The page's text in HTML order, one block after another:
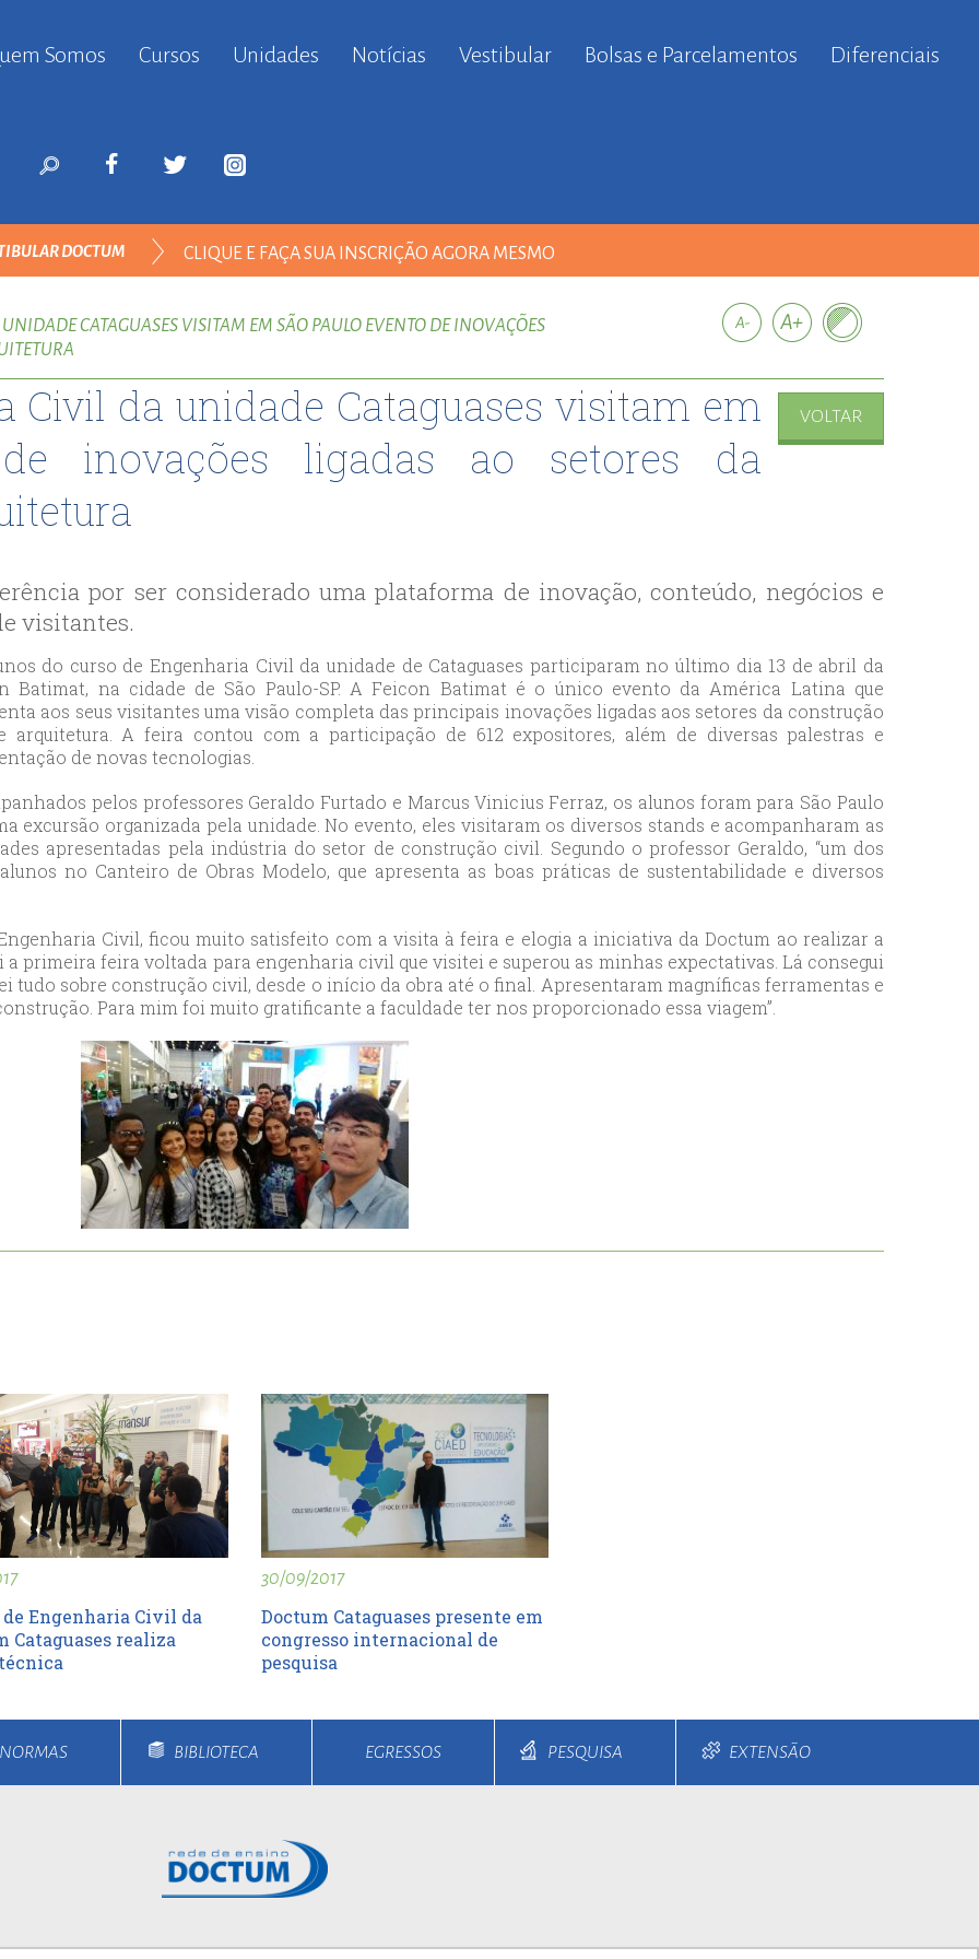
Somos
Cursos Unidades Notícias Vestibular Bolsas e Parcelamentos Diferenciais
DOCTUM CLIQUE E FAÇA SUA INSCRIÇÃO AGORA MESMO
CATAGUASES VISITAM EM SÃO PAULO EVENTO DE INOVAÇÕES
ENGENHARIA CIVIL
Civil da unidade Cataguases visitam em
inovações ligadas ao setores da
VOLTAR
por ser considerado uma plataforma de inovação, conteúdo, negócios e
visitantes.
do curso de Engenharia Civil da unidade de Cataguases participaram no último dia 13 de abril da
Batimat, na cidade de São Paulo-SP. A Feicon Batimat é o único evento da América Latina que
aos seus visitantes uma visão completa das principais inovações ligadas aos setores da construção
arquitetura. A feira contou com a participação de 612 expositores, além de diversas palestras e
de novas tecnologias.
pelos professores Geraldo Furtado e Marcus Vinicius Ferraz, os alunos foram para São Paulo
excursão organizada pela unidade. No evento, eles visitaram os diversos stands e acompanharam as
apresentadas pela indústria do setor de construção civil. Segundo o professor Geraldo, “um dos
no Canteiro de Obras Modelo, que apresenta as boas práticas de sustentabilidade e diversos
Civil, ficou muito satisfeito com a visita à feira e elogia a iniciativa da Doctum ao realizar a
a primeira feira voltada para engenharia civil que visitei e superou as minhas expectativas. Lá consegui
sobre construção civil, desde o início da obra até o final. Apresentaram magníficas ferramentas e
Para mim foi muito gratificante a faculdade ter nos proporcionado essa viagem”.
Engenharia Civil da
Cataguases realiza
30/09/2017
Doctum Cataguases presente em
congresso internacional de
pesquisa
BIBLIOTECA EGRESSOS PESQUISA EXTENSÃO